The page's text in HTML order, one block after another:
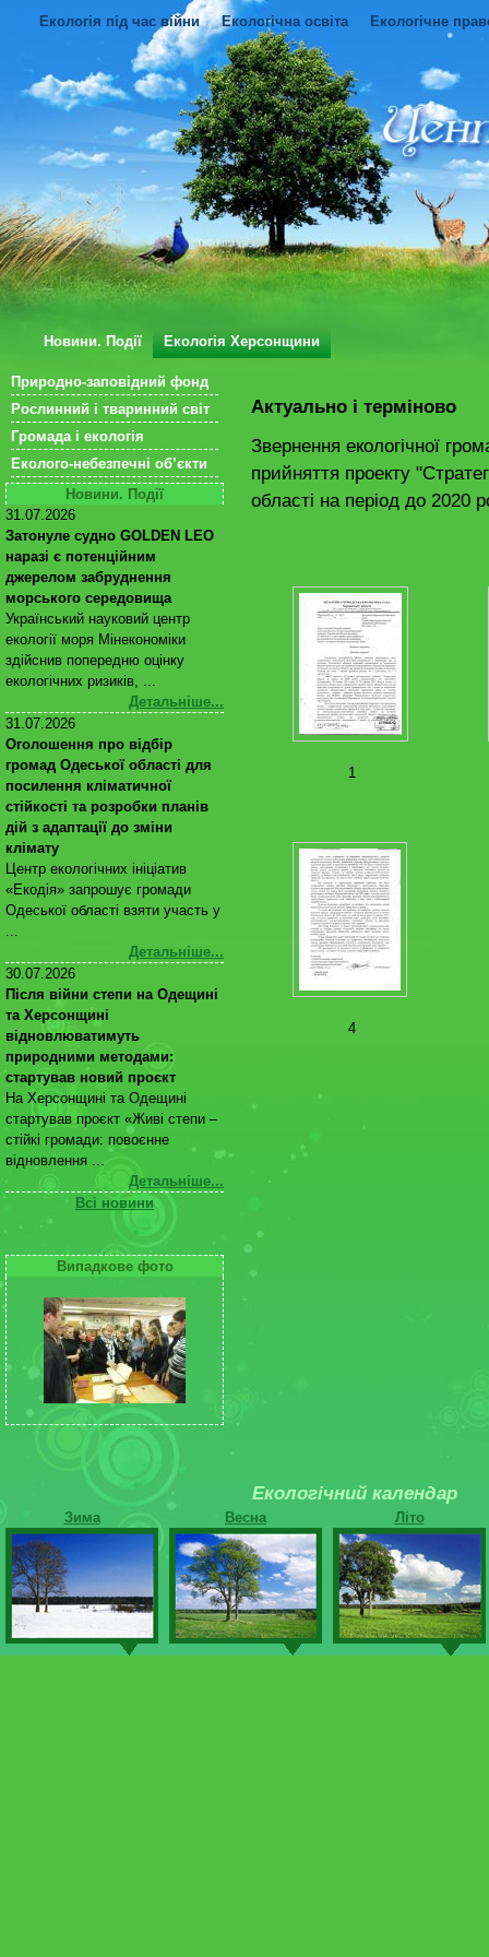
Екологія під час війни Екологічна освіта Екологічне
Новини. Події Екологія Херсонщини
Природно-заповідний фонд
Рослинний і тваринний світ
Громада і екологія
Еколого-небезпечні об’єкти
Новини. Події
31.07.2026
Затонуле судно GOLDEN LEO
наразі є потенційним
джерелом забруднення
морського середовища
Український науковий центр
екології моря Мінекономіки
здійснив попередню оцінку
екологічних ризиків, ...
Детальніше...
31.07.2026
Оголошення про відбір
громад Одеської області для
посилення кліматичної
стійкості та розробки планів
дій з адаптації до зміни
клімату
Центр екологічних ініціатив
«Екодія» запрошує громади
Одеської області взяти участь у
...
Детальніше...
30.07.2026
Після війни степи на Одещині
та Херсонщині
відновлюватимуть
природними методами:
стартував новий проєкт
На Херсонщині та Одещині
стартував проєкт «Живі степи –
стійкі громади: повоєнне
відновлення ...
Детальніше...
Всі новини
Випадкове фото
Актуально і терміново
Звернення екологічної
прийняття проекту
області на період до 2020
1
4
Екологічний календар
Зима Весна Літо